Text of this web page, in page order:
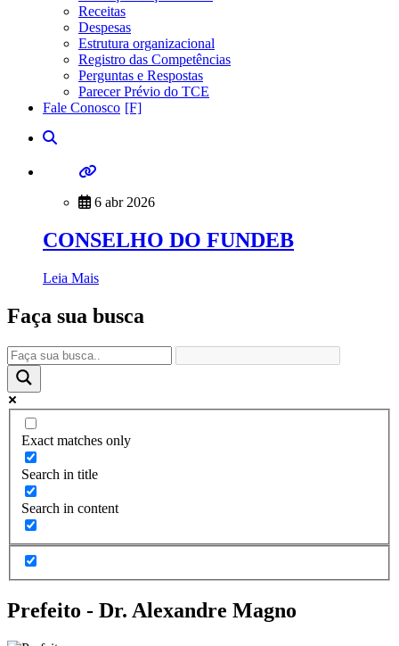
Receitas
Despesas
Estrutura organizacional
Registro das Competências
Perguntas e Respostas
Parecer Prévio do TCE
Fale Conosco
6 abr 2026
CONSELHO DO FUNDEB
Leia Mais
Faça sua busca
Exact matches only
Search in title
Search in content
Prefeito - Dr. Alexandre Magno